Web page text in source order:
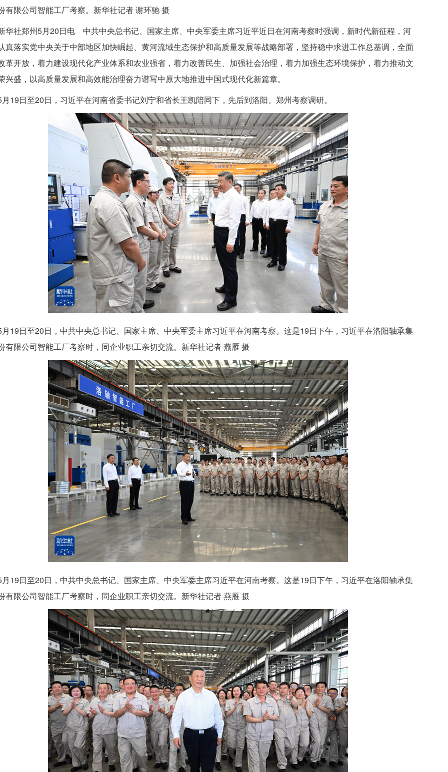
有限公司智能工厂考察。新华社记者 谢环驰 摄
华社郑州5月20日电 中共中央总书记、国家主席、中央军委主席习近平近日在河南考察时强调，新时代新征程，河
真落实党中央关于中部地区加快崛起、黄河流域生态保护和高质量发展等战略部署，坚持稳中求进工作总基调，全面
革开放，着力建设现代化产业体系和农业强省，着力改善民生、加强社会治理，着力加强生态环境保护，着力推动文
兴盛，以高质量发展和高效能治理奋力谱写中原大地推进中国式现代化新篇章。
19日至20日，习近平在河南省委书记刘宁和省长王凯陪同下，先后到洛阳、郑州考察调研。
月19日至20日，中共中央总书记、国家主席、中央军委主席习近平在河南考察。这是19日下午，习近平在洛阳轴承集
有限公司智能工厂考察时，同企业职工亲切交流。新华社记者 燕雁 摄
月19日至20日，中共中央总书记、国家主席、中央军委主席习近平在河南考察。这是19日下午，习近平在洛阳轴承集
有限公司智能工厂考察时，同企业职工亲切交流。新华社记者 燕雁 摄